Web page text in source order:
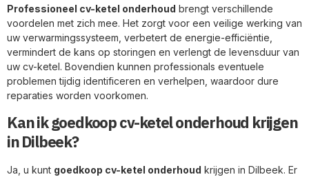
Professioneel cv-ketel onderhoud brengt verschillende
voordelen met zich mee. Het zorgt voor een veilige werking van
uw verwarmingssysteem, verbetert de energie-efficiëntie,
vermindert de kans op storingen en verlengt de levensduur van
uw cv-ketel. Bovendien kunnen professionals eventuele
problemen tijdig identificeren en verhelpen, waardoor dure
reparaties worden voorkomen.
Kan ik goedkoop cv-ketel onderhoud krijgen
in Dilbeek?
Ja, u kunt goedkoop cv-ketel onderhoud krijgen in Dilbeek. Er